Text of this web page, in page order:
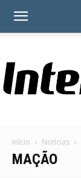
Início Notícias
MAÇÃO